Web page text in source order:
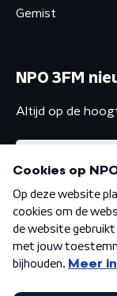
Gemist
NPO 3FM
Altijd op de
Algemene